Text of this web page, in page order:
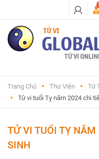
1
Trang Chủ Thư Viện
Tứ
Tử vi tuổi Tỵ năm 2024 chi
TỬ VI TUỔI TỴ
SINH